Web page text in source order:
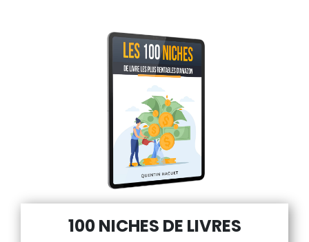
100 NICHES DE LIVRES